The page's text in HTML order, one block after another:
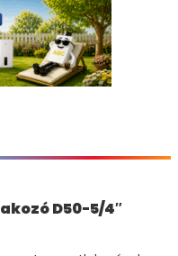
D50-5/4″